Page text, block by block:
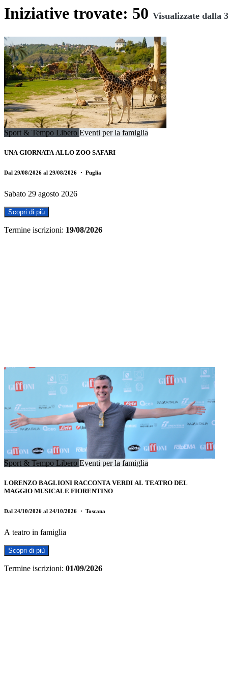
Iniziative trovate: 50 Visualizzate dalla
Sport & Tempo Libero Eventi per la famiglia
UNA GIORNATA ALLO ZOO SAFARI
Dal 29/08/2026 al 29/08/2026 ・ Puglia
Sabato 29 agosto 2026
Scopri di più
Termine iscrizioni: 19/08/2026
Sport & Tempo Libero Eventi per la famiglia
LORENZO BAGLIONI RACCONTA VERDI AL TEATRO DEL
MAGGIO MUSICALE FIORENTINO
Dal 24/10/2026 al 24/10/2026 ・ Toscana
A teatro in famiglia
Scopri di più
Termine iscrizioni: 01/09/2026